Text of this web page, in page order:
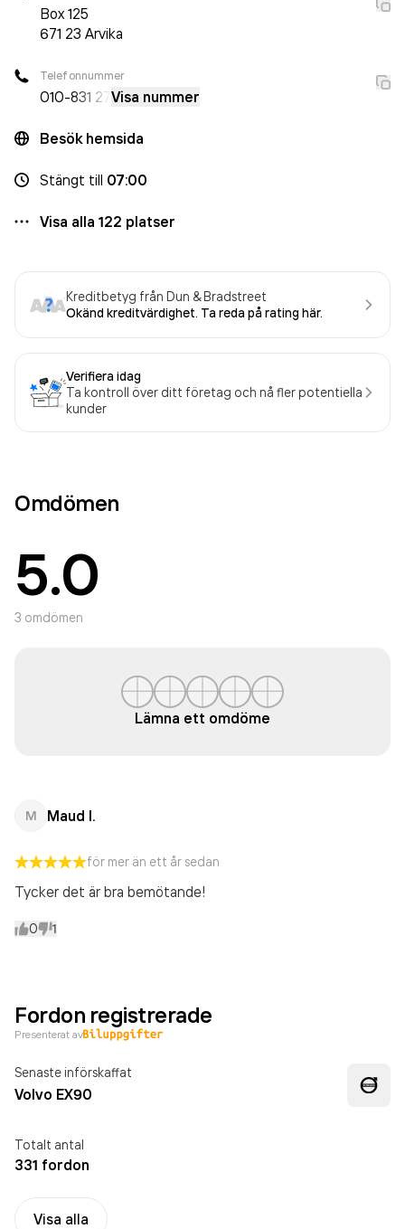
Box125
671 23 Arvika
Telefonnummer
010-831 27 Visa nummer
Besök hemsida
Stängt till 07:00
Visa alla 122 platser
Kreditbetyg från Dun & Bradstreet
Okänd kreditvärdighet. Ta reda på rating här.
Verifiera idag
Ta kontroll över ditt företag och nå fler potentiella
kunder
Omdömen
5.0
3 omdömen
Lämna ett omdöme
M Maud I.
för mer än ett år sedan
Tycker det är bra bemötande!
0 1
Fordon registrerade
Presenterat av
Senaste införskaffat
Volvo EX90
Totalt antal
331 fordon
Visa alla